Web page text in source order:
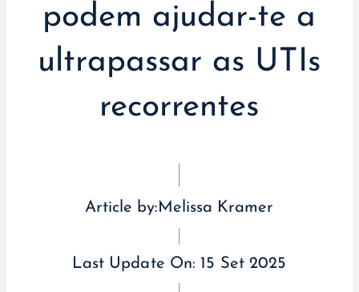
podem ajudar-te a
ultrapassar as UTIs
recorrentes
Article by:Melissa Kramer
Last Update On: 15 Set 2025